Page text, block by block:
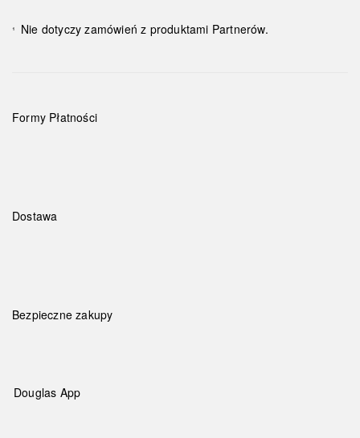
¹ Nie dotyczy zamówień z produktami Partnerów.
Formy Płatności
Dostawa
Bezpieczne zakupy
Douglas App